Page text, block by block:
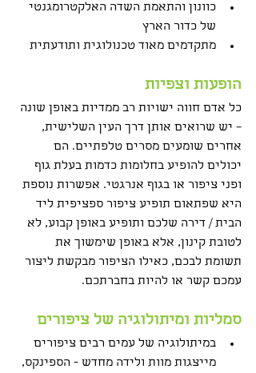
כוונון והתאמת השדה האלקטרומגנטי
של כדור הארץ
מתקדמים מאוד טכנולוגית ותודעתית
הופעות וצפיות
כל אדם חווה ישויות רב ממדיות באופן שונה
– יש שרואים אותן דרך העין השלישית,
אחרים שומעים מסרים טלפתיים. הם
יכולים להופיע בחלומות כדמות בעלת גוף
ופני ציפור או בגוף אנרגטי. אפשרות נוספת
היא שפתאום תופיע ציפור ספציפית ליד
הבית / דירה שלכם ותופיע באופן קבוע, לא
לטובת קינון, אלא באופן שימשוך את
תשומת לבכם, כאילו הציפור מבקשת ליצור
עמכם קשר או להיות בחברתכם.
סמליות ומיתולוגיה של ציפורים
במיתולוגיה של עמים רבים ציפורים
מייצגות מוות ולידה מחדש - הספינקס,